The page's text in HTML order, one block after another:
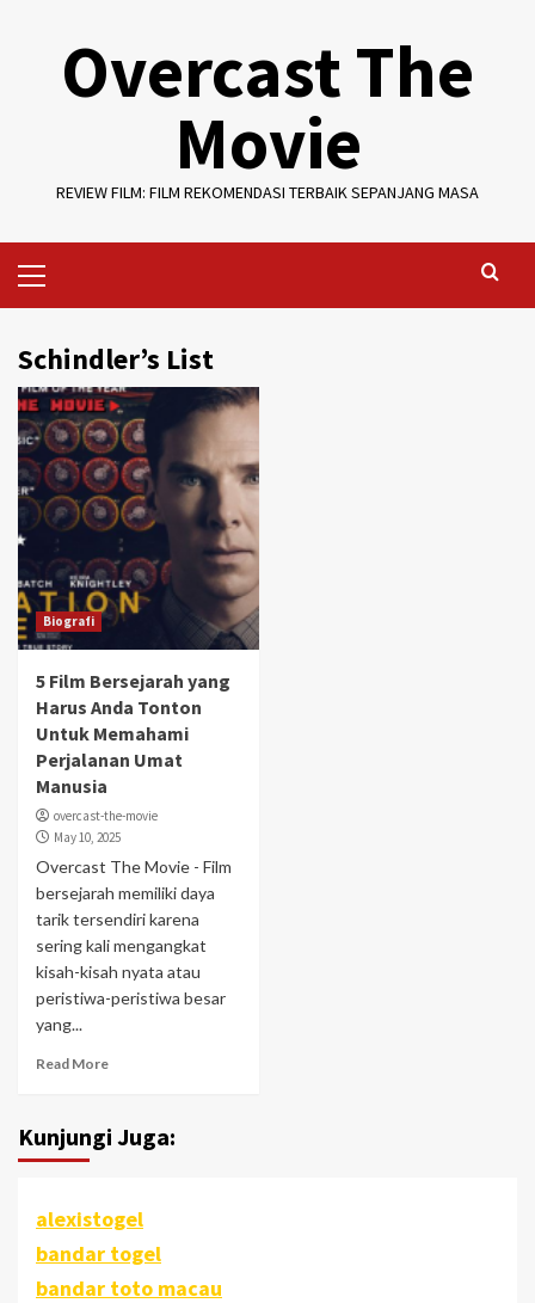
Overcast The
Movie
REVIEW FILM: FILM REKOMENDASI TERBAIK SEPANJANG MASA
Menu
Schindler’s List
Biografi
5 Film Bersejarah yang
Harus Anda Tonton
Untuk Memahami
Perjalanan Umat
Manusia
overcast-the-movie
May 10, 2025
Overcast The Movie - Film
bersejarah memiliki daya
tarik tersendiri karena
sering kali mengangkat
kisah-kisah nyata atau
peristiwa-peristiwa besar
yang...
Read More
Kunjungi Juga:
alexistogel
bandar togel
bandar toto macau